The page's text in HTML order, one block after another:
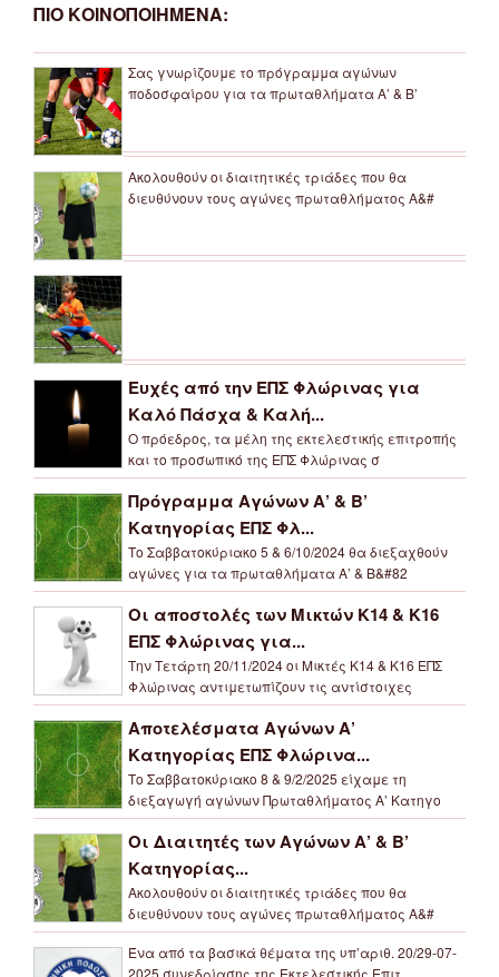
ΠΙΟ ΚΟΙΝΟΠΟΙΗΜΕΝΑ:
Σας γνωρίζουμε το πρόγραμμα αγώνων
ποδοσφαίρου για τα πρωταθλήματα Α’ & Β’
Ακολουθούν οι διαιτητικές τριάδες που θα
διευθύνουν τους αγώνες πρωταθλήματος Α&#
Ευχές από την ΕΠΣ Φλώρινας για
Καλό Πάσχα & Καλή...
Ο πρόεδρος, τα μέλη της εκτελεστικής επιτροπής
και το προσωπικό της ΕΠΣ Φλώρινας σ
Πρόγραμμα Αγώνων Α’ & Β’
Κατηγορίας ΕΠΣ Φλ...
Το Σαββατοκύριακο 5 & 6/10/2024 θα διεξαχθούν
αγώνες για τα πρωταθλήματα Α’ & Β&#82
Οι αποστολές των Μικτών Κ14 & Κ16
ΕΠΣ Φλώρινας για...
Την Τετάρτη 20/11/2024 οι Μικτές Κ14 & Κ16 ΕΠΣ
Φλώρινας αντιμετωπίζουν τις αντίστοιχες
Αποτελέσματα Αγώνων Α’
Κατηγορίας ΕΠΣ Φλώρινα...
Το Σαββατοκύριακο 8 & 9/2/2025 είχαμε τη
διεξαγωγή αγώνων Πρωταθλήματος Α’ Κατηγο
Οι Διαιτητές των Αγώνων Α’ & Β’
Κατηγορίας...
Ακολουθούν οι διαιτητικές τριάδες που θα
διευθύνουν τους αγώνες πρωταθλήματος Α&#
Ένα από τα βασικά θέματα της υπ’αριθ. 20/29-07-
2025 συνεδρίασης της Εκτελεστικής Επιτ